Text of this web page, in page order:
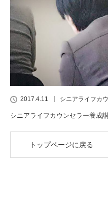
2017.4.11 シニアライフカ
シニアライフカウンセラー養成
トップページに戻る